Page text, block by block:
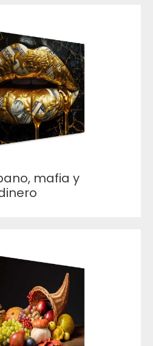
mafia y